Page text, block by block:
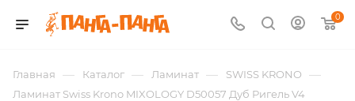
0
Главная — Каталог — Ламинат — SWISS KRONO —
Ламинат Swiss Krono MIXOLOGY D50057 Дуб Ригель V4